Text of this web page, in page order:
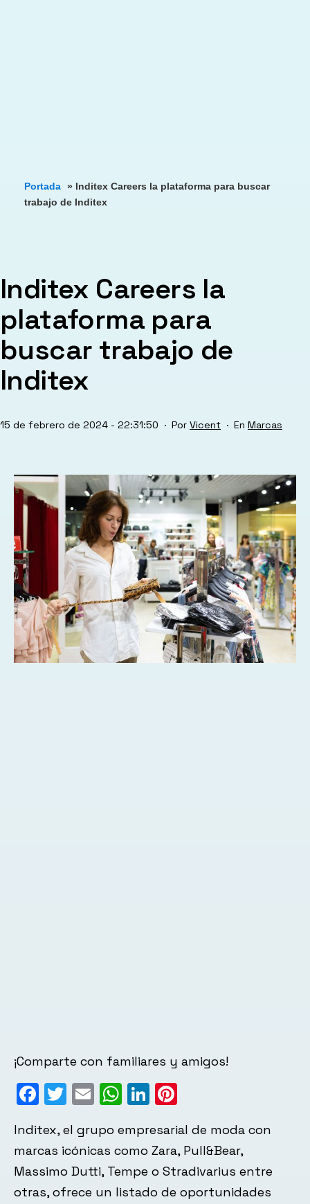
Portada » Inditex Careers la plataforma para buscar
trabajo de Inditex
Inditex Careers la
plataforma para
buscar trabajo de
Inditex
Publicada
15 de febrero de 2024 - 22:31:50 Por Vicent Marcas
¡Comparte con familiares y amigos!
Facebook
Twitter
EmailWhatsApp
LinkedIn
Inditex, el grupo empresarial de moda con
marcas icónicas como Zara, Pull&Bear,
Massimo Dutti, Tempe o Stradivarius entre
otras, ofrece un listado de oportunidades